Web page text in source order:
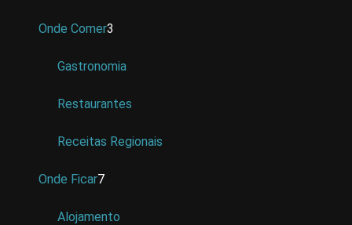
Onde Comer3
Gastronomia
Restaurantes
Receitas Regionais
Onde Ficar7
Alojamento